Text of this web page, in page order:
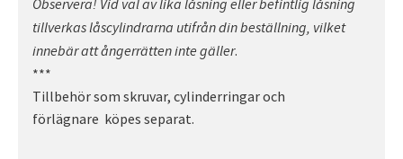
Observera! Vid val av lika låsning eller befintlig låsning
tillverkas låscylindrarna utifrån din beställning, vilket
innebär att ångerrätten inte gäller.
***
Tillbehör som skruvar, cylinderringar och
förlägnare köpes separat.